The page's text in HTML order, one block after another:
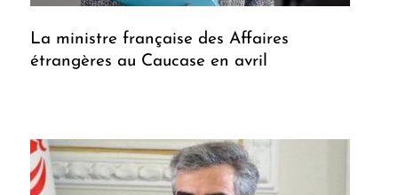
La ministre française des Affaires
étrangères au Caucase en avril